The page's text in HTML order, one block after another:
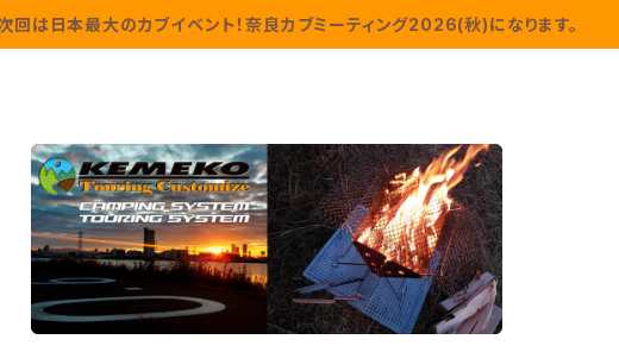
回は日本最大のカブイベント！奈良カブミーティング2026(秋)になります。